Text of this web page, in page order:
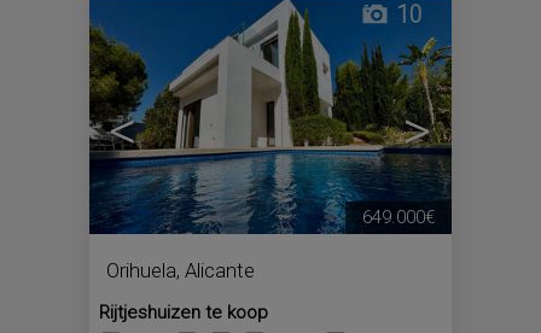
< >
10
Orihuela, Alicante
Rijtjeshuizen te koop
649.000€